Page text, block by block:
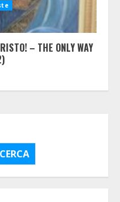
– THE ONLY WAY
CERCA